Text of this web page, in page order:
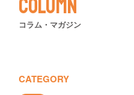
壁画広告
お客様の声
ニュース
Column
コラム・マガジン
CATEGORY